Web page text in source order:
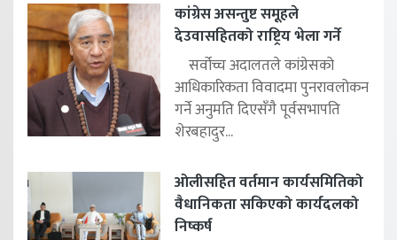
कांग्रेस असन्तुष्ट समूहले
देउवासहितको राष्ट्रिय भेला गर्ने
सर्वोच्च अदालतले कांग्रेसको
आधिकारिकता विवादमा पुनरावलोकन
गर्ने अनुमति दिएसँगै पूर्वसभापति
शेरबहादुर...
ओलीसहित वर्तमान कार्यसमितिको
वैधानिकता सकिएको कार्यदलको
निष्कर्ष